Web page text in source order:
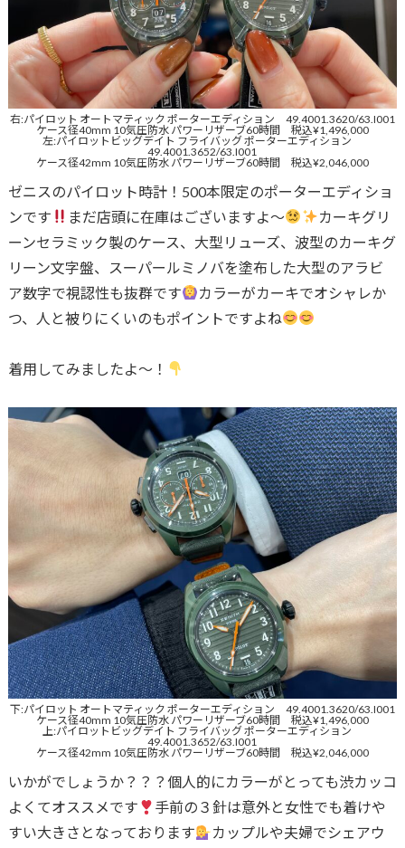
右:パイロット オートマティック ポーターエディション 49.4001.3620/63.I001
ケース径40mm 10気圧防水 パワーリザーブ60時間 税込¥1,496,000
左:パイロットビッグデイト フライバッグ ポーターエディション
49.4001.3652/63.I001
ケース径42mm 10気圧防水 パワーリザーブ60時間 税込¥2,046,000
ゼニスのパイロット時計！500本限定のポーターエディショ
ンです
まだ店頭に在庫はございますよ〜
カーキグリ
ーンセラミック製のケース、大型リューズ、波型のカーキグ
リーン文字盤、スーパールミノバを塗布した大型のアラビ
ア数字で視認性も抜群です
カラーがカーキでオシャレか
つ、人と被りにくいのもポイントですよね
着用してみましたよ〜！
下:パイロット オートマティック ポーターエディション 49.4001.3620/63.I001
ケース径40mm 10気圧防水 パワーリザーブ60時間 税込¥1,496,000
上:パイロットビッグデイト フライバッグ ポーターエディション
49.4001.3652/63.I001
ケース径42mm 10気圧防水 パワーリザーブ60時間 税込¥2,046,000
いかがでしょうか？？？個人的にカラーがとっても渋カッコ
よくてオススメです
手前の３針は意外と女性でも着けや
すい大きさとなっております
カップルや夫婦でシェアウ